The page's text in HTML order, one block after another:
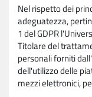
Nel rispetto dei
adeguatezza,
1 del GDPR
Titolare del
personali forniti
dell'utilizzo delle
mezzi elettronici,